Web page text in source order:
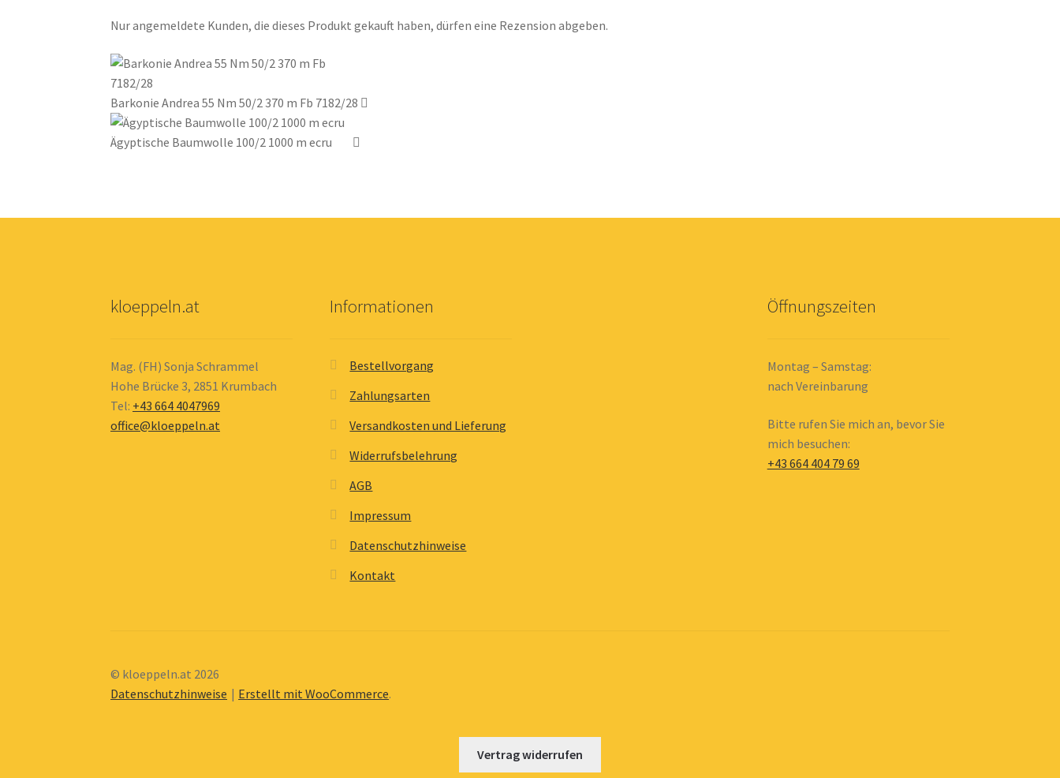
Nur angemeldete Kunden, die dieses Produkt gekauft haben, dürfen eine Rezension abgeben.
Barkonie Andrea 55 Nm 50/2 370 m Fb 7182/28
Ägyptische Baumwolle 100/2 1000 m ecru
kloeppeln.at
Mag. (FH) Sonja Schrammel
Hohe Brücke 3, 2851 Krumbach
Tel: +43 664 4047969
office@kloeppeln.at
Informationen
Bestellvorgang
Zahlungsarten
Versandkosten und Lieferung
Widerrufsbelehrung
AGB
Impressum
Datenschutzhinweise
Kontakt
Öffnungszeiten
Montag – Samstag:
nach Vereinbarung
Bitte rufen Sie mich an, bevor Sie
mich besuchen:
+43 664 404 79 69
© kloeppeln.at 2026
Datenschutzhinweise
Erstellt mit WooCommerce.
Vertrag widerrufen